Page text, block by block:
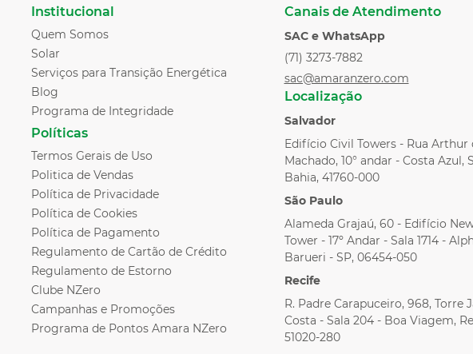
Institucional
Quem Somos
Solar
Serviços para Transição Energética
Blog
Programa de Integridade
Políticas
Termos Gerais de Uso
Politica de Vendas
Política de Privacidade
Política de Cookies
Política de Pagamento
Regulamento de Cartão de Crédito
Regulamento de Estorno
Clube NZero
Campanhas e Promoções
Programa de Pontos Amara NZero
Canais de Atendimento
SAC e WhatsApp
(71) 3273-7882
sac@amaranzero.com
Localização
Salvador
Edifício Civil Towers - Rua Arthur
Machado, 10° andar - Costa Azul,
Bahia, 41760-000
São Paulo
Alameda Grajaú, 60 - Edifício
Tower - 17º Andar - Sala 1714 -
Barueri - SP, 06454-050
Recife
R. Padre Carapuceiro, 968, Torre
Costa - Sala 204 - Boa Viagem,
51020-280